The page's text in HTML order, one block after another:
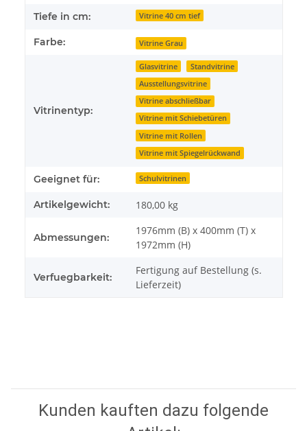
Tiefe in cm: Vitrine 40 cm tief
Farbe: Vitrine Grau
Vitrinentyp:
Glasvitrine
Standvitrine
Ausstellungsvitrine
Vitrine abschließbar
Vitrine mit Schiebetüren
Vitrine mit Rollen
Vitrine mit Spiegelrückwand
Geeignet für: Schulvitrinen
Artikelgewicht: 180,00 kg
Abmessungen:
1976mm (B) x 400mm (T) x
1972mm (H)
Verfuegbarkeit:
Fertigung auf Bestellung (s.
Lieferzeit)
Kunden kauften dazu folgende